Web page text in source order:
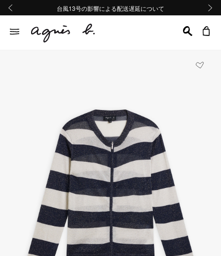
熊本地域地震の影響による配送遅延について
Summer Sale 2buy10%OFF!!
台風13号の影響による配送遅延について
熊本地域地震の影響による配送遅延について
Summer Sale 2buy10%OFF!!